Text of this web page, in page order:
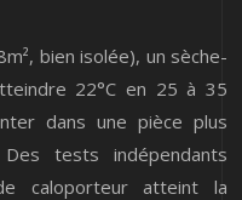
bien isolée), un sèche-
22°C en 25 à 35
dans une pièce plus
tests indépendants
caloporteur atteint la